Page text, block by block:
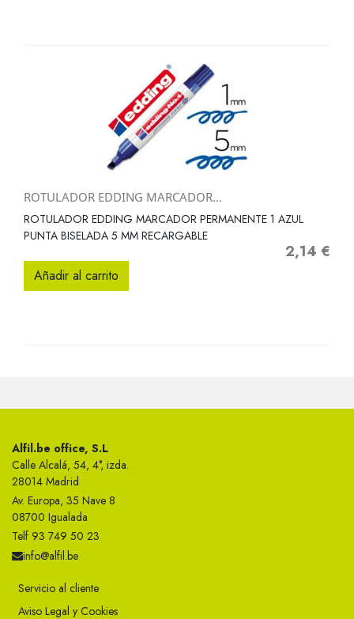
ROTULADOR EDDING MARCADOR...
ROTULADOR EDDING MARCADOR PERMANENTE 1 AZUL
PUNTA BISELADA 5 MM RECARGABLE
Precio
2,14 €
Añadir al carrito
Alfil.be office, S.L
Calle Alcalá, 54, 4°, izda.
28014 Madrid
Av. Europa, 35 Nave 8
08700 Igualada
Telf 93 749 50 23
info@alfil.be
Servicio al cliente
Aviso Legal y Cookies